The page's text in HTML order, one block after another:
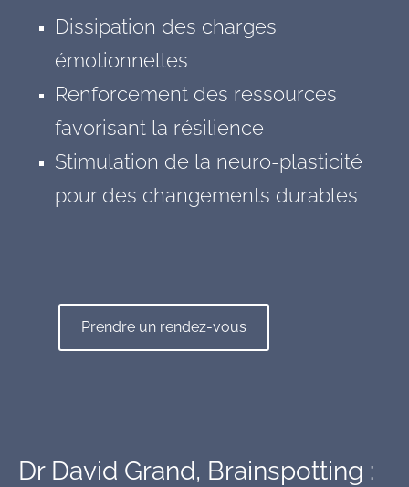
Dissipation des charges
émotionnelles
Renforcement des ressources
favorisant la résilience
Stimulation de la neuro-plasticité
pour des changements durables
Prendre un rendez-vous
Dr David Grand, Brainspotting :